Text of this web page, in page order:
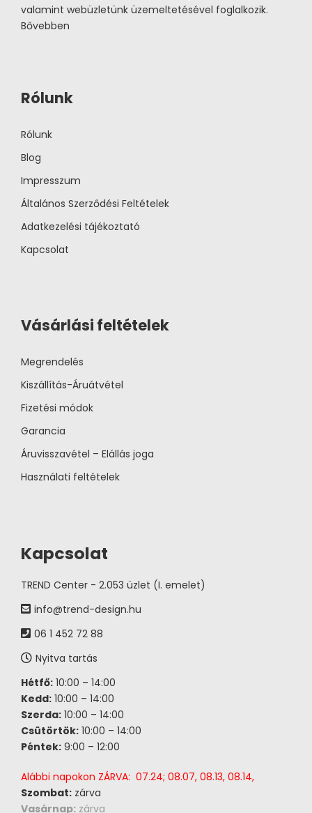
valamint webüzletünk üzemeltetésével foglalkozik.
Bővebben
Rólunk
Rólunk
Blog
Impresszum
Általános Szerződési Feltételek
Adatkezelési tájékoztató
Kapcsolat
Vásárlási feltételek
Megrendelés
Kiszállítás-Áruátvétel
Fizetési módok
Garancia
Áruvisszavétel – Elállás joga
Használati feltételek
Kapcsolat
TREND Center - 2.053 üzlet (I. emelet)
info@trend-design.hu
06 1 452 72 88
Nyitva tartás
Hétfő: 10:00 – 14:00
Kedd: 10:00 – 14:00
Szerda: 10:00 – 14:00
Csütörtök: 10:00 – 14:00
Péntek: 9:00 – 12:00
Alábbi napokon ZÁRVA: 07.24; 08.07, 08.13, 08.14,
Szombat: zárva
Vasárnap: zárva